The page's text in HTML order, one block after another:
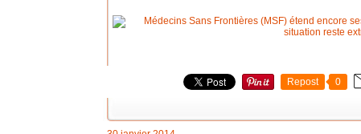
Repost 0